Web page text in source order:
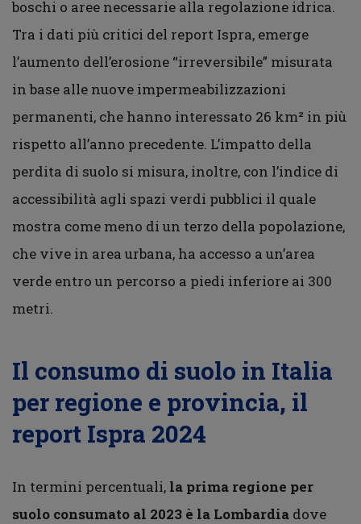
boschi o aree necessarie alla regolazione idrica.
Tra i dati più critici del report Ispra, emerge
l’aumento dell’erosione “irreversibile” misurata
in base alle nuove impermeabilizzazioni
permanenti, che hanno interessato 26 km² in più
rispetto all’anno precedente. L’impatto della
perdita di suolo si misura, inoltre, con l’indice di
accessibilità agli spazi verdi pubblici il quale
mostra come meno di un terzo della popolazione,
che vive in area urbana, ha accesso a un’area
verde entro un percorso a piedi inferiore ai 300
metri.
Il consumo di suolo in Italia
per regione e provincia, il
report Ispra 2024
In termini percentuali, la prima regione per
suolo consumato al 2023 è la Lombardia dove